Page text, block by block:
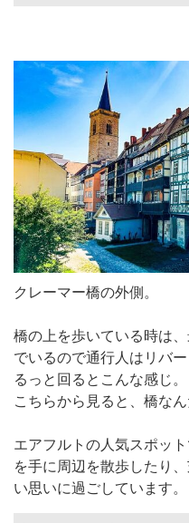
クレーマー橋の外側。
橋の上を歩いている時は
でいるので通行人はリバ
るっと回るとこんな感じ。
こちらから見ると、橋な
エアフルトの人気スポッ
を手に周辺を散歩したり
い思いに過ごしています。